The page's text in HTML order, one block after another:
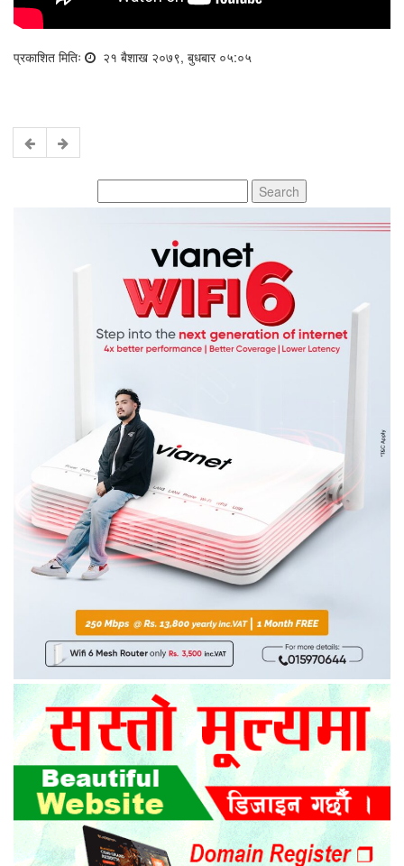
प्रकाशित मितिः २१ बैशाख २०७९, बुधबार ०५:०५
for: